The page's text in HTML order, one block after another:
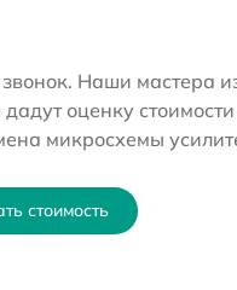
Наши мастера
оценку
микросхемы
стоимость